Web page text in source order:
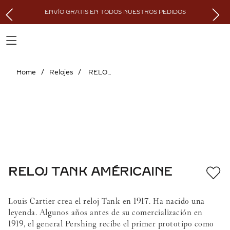
ENVÍO GRATIS EN TODOS NUESTROS PEDIDOS
Relojes RELOJ TANK AMÉRICAINE
RELOJ TANK AMÉRICAINE
Louis Cartier crea el reloj Tank en 1917. Ha nacido una
leyenda. Algunos años antes de su comercialización en
1919, el general Pershing recibe el primer prototipo como